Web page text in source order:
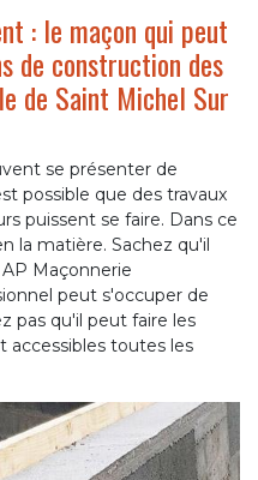
: le maçon qui peut
de construction des
de Saint Michel Sur
se présenter de
possible que des travaux
puissent se faire. Dans ce
la matière. Sachez qu'il
Maçonnerie
peut s'occuper de
pas qu'il peut faire les
accessibles toutes les